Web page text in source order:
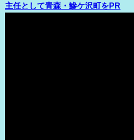
主任として青森・鰺ケ沢町をPR